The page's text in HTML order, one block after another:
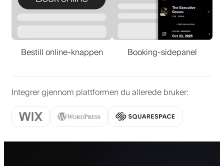
Bestill online-knappen Booking-sidepanel
Integrer gjennom plattformen du allerede bruker: